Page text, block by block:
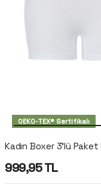
OEKO-TEX® Sertifikalı
Kadın Boxer 3'lü
999,95TL